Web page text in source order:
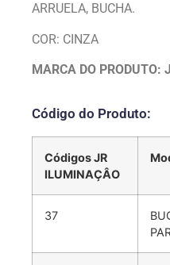
ARRUELA, BUCHA.
COR: CINZA
MARCA DO PRODUTO:
Código do Produto:
Códigos JR
ILUMINAÇÂO
37